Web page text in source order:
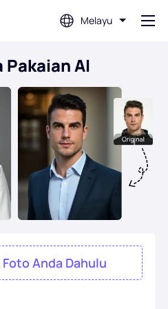
Melayu
Pakaian AI
Anda Dahulu